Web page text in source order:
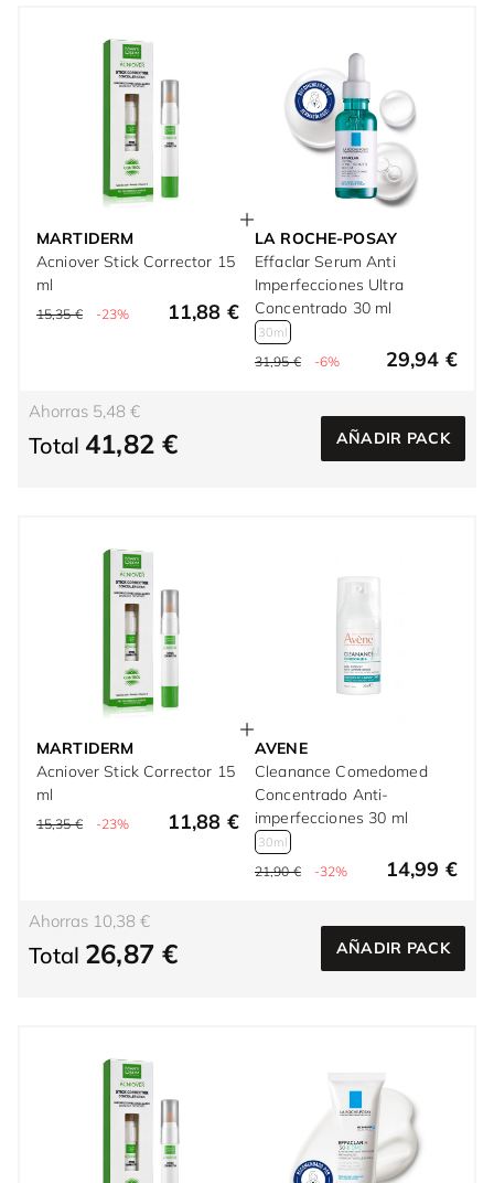
MARTIDERM
Acniover Stick Corrector 15
ml
15,35 € -23% 11,88 €
LA ROCHE-POSAY
Effaclar Serum Anti
Imperfecciones Ultra
Concentrado 30 ml
30ml
31,95 € -6% 29,94 €
Ahorras 5,48 €
Total 41,82 € AÑADIR PACK
MARTIDERM
Acniover Stick Corrector 15
ml
15,35 € -23% 11,88 €
AVENE
Cleanance Comedomed
Concentrado Anti-
imperfecciones 30 ml
30ml
21,90 € -32% 14,99 €
Ahorras 10,38 €
Total 26,87 € AÑADIR PACK